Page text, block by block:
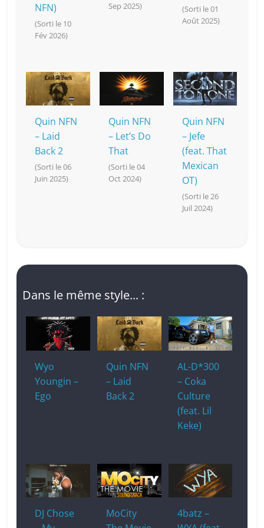
NFN)
(Sorti le 10
Fév 2026)
Sep 2025)
(Sorti le 01
Août 2025)
Quin NFN
– Laid
Back 2
(Sorti le 06
Juin 2025)
Quin NFN
– Let’s Do
That
(Sorti le 04
Oct 2024)
Quin NFN
– Jefe
(feat. That
Mexican
OT)
(Sorti le 26
Juil 2024)
Dans le même style... :
Wyo
Youngin –
Ego
Quin NFN
– Laid
Back 2
AL-D*300
– Coka
Culture
(feat. Lil
Keke)
DJ Chose
MoCity
4batz –